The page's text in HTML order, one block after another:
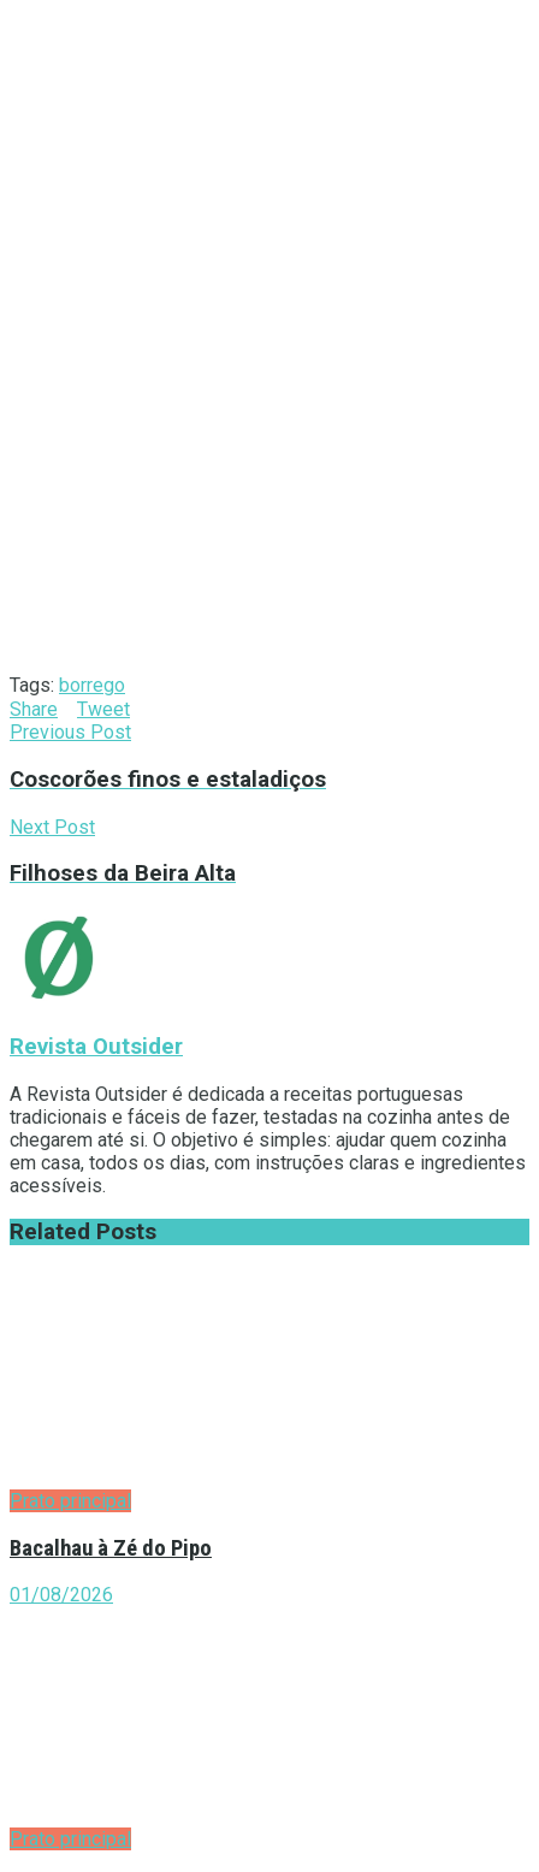
Tags: borrego
Share
Tweet
Previous Post
Coscorões finos e estaladiços
Next Post
Filhoses da Beira Alta
Revista Outsider
A Revista Outsider é dedicada a receitas portuguesas
tradicionais e fáceis de fazer, testadas na cozinha antes de
chegarem até si. O objetivo é simples: ajudar quem cozinha
em casa, todos os dias, com instruções claras e ingredientes
acessíveis.
Related Posts
Prato principal
Bacalhau à Zé do Pipo
01/08/2026
Prato principal